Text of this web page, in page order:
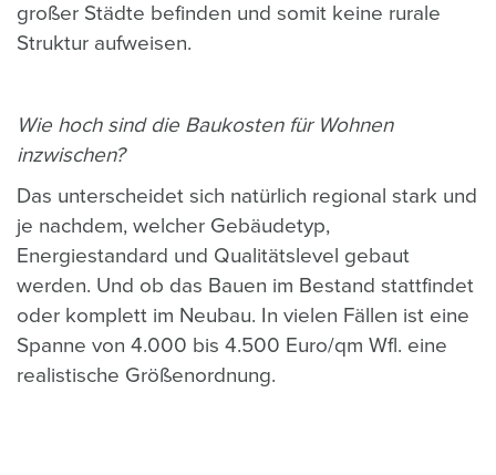
großer Städte befinden und somit keine rurale
Struktur aufweisen.
Wie hoch sind die Baukosten für Wohnen
inzwischen?
Das unterscheidet sich natürlich regional stark und
je nachdem, welcher Gebäudetyp,
Energiestandard und Qualitätslevel gebaut
werden. Und ob das Bauen im Bestand stattfindet
oder komplett im Neubau. In vielen Fällen ist eine
Spanne von 4.000 bis 4.500 Euro/qm Wfl. eine
realistische Größenordnung.